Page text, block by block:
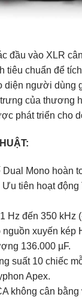
đầu vào XLR
tiêu chuẩn để
diện người dùng
của thương
phát triển cho
Dual Mono hoàn
tiên hoạt động
Hz đến 350 kHz
nguồn xuyến kép
136.000 µF.
suất 10 chiếc
Apex.
không cân bằng